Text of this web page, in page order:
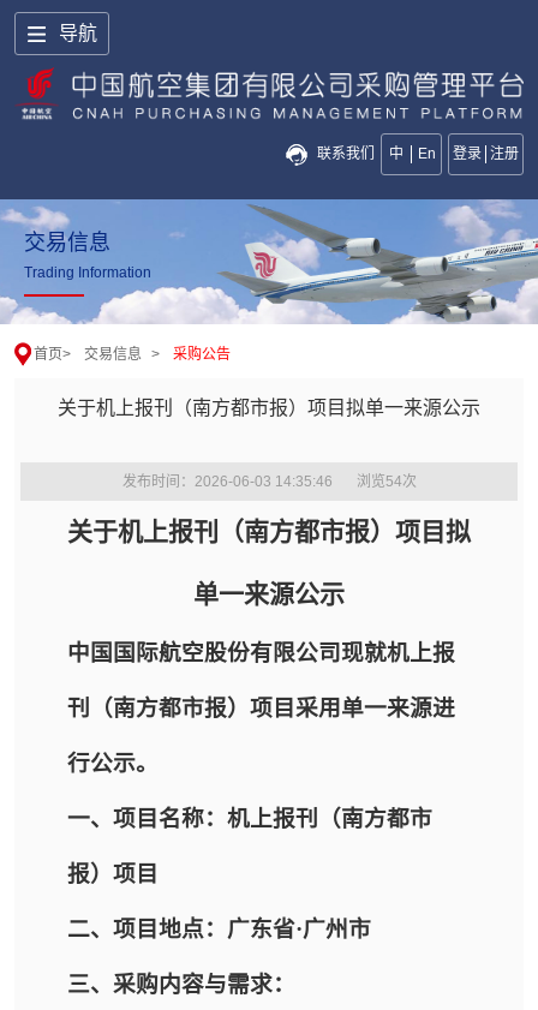
导航
联系我们 中 En 登录 注册
交易信息
Trading Information
首页> 交易信息 > 采购公告
关于机上报刊（南方都市报）项目拟单一来源公示
发布时间：2026-06-03 14:35:46 浏览54次
关于机上报刊（南方都市报）项目拟
单一来源公示
中国国际航空股份有限公司现就机上报
刊（南方都市报）项目采用单一来源进
行公示。
一、项目名称：机上报刊（南方都市
报）项目
二、项目地点：广东省·广州市
三、采购内容与需求：